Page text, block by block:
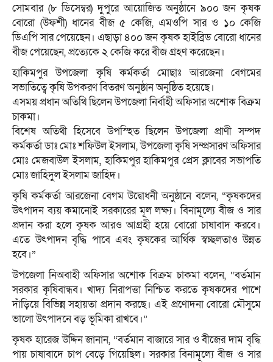
সোমবার (৮ ডিসেম্বর) দুপুরে আয়োজিত অনুষ্ঠানে ৯০০ জন কৃষক
বোরো (উফশী) ধানের বীজ ৫ কেজি, এমওপি সার ও ১০ কেজি
ডিএপি সার পেয়েছেন। এছাড়া ৪০০ জন কৃষক হাইব্রিড বোরো ধানের
বীজ পেয়েছেন, প্রত্যেকে ২ কেজি করে বীজ গ্রহণ করেছেন।
হাকিমপুর উপজেলা কৃষি কর্মকর্তা মোছাঃ আরজেনা বেগমের
সভাতিত্বে কৃষি উপকরণ বিতরণ অনুষ্ঠান অনুষ্ঠিত হয়েছে।
এসময় প্রধান অতিথি ছিলেন উপজেলা নির্বাহী অফিসার অশোক বিক্রম
চাকমা।
বিশেষ অতিথী হিসেবে উপস্হিত ছিলেন উপজেলা প্রাণী সম্পদ
কর্মকর্তা ডাঃ মোঃ শফিউল ইসলাম, উপজেলা কৃষি সম্প্রসারণ অফিসার
মোঃ মেজবাউল ইসলাম, হাকিমপুর হাকিমপুর প্রেস ক্লাবের সভাপতি
মোঃ জাহিদুল ইসলাম জাহিদ।
কৃষি কর্মকর্তা আরজেনা বেগম উদ্বোধনী অনুষ্ঠানে বলেন, “কৃষকদের
উৎপাদন ব্যয় কমানোই সরকারের মূল লক্ষ্য। বিনামূল্যে বীজ ও সার
প্রদান করা হলে কৃষক আরও আগ্রহী হয়ে বোরো চাষাবাদ করবে।
এতে উৎপাদন বৃদ্ধি পাবে এবং কৃষকের আর্থিক স্বচ্ছলতাও উন্নত
হবে।”
উপজেলা নিঅবাহী অফিসার অশোক বিক্রম চাকমা বলেন, “বর্তমান
সরকার কৃষিবান্ধব। খাদ্য নিরাপত্তা নিশ্চিত করতে কৃষকদের পাশে
দাঁড়িয়ে বিভিন্ন সহায়তা প্রদান করছে। এই প্রণোদনা বোরো মৌসুমে
ভালো উৎপাদনে বড় ভূমিকা রাখবে।”
কৃষক হারেজ উদ্দিন জানান, “বর্তমান বাজারে সার ও বীজের দাম বৃদ্ধি
পায় চাষাবাদে চাপ বেড়ে গিয়েছিল। সরকার বিনামূল্যে বীজ ও সার